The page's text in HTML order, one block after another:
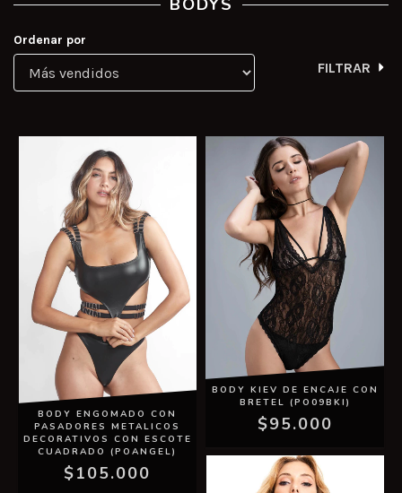
BODYS
Ordenar por
FILTRAR
BODY ENGOMADO CON
PASADORES METALICOS
DECORATIVOS CON ESCOTE
CUADRADO (POANGEL)
$105.000
BODY KIEV DE ENCAJE CON
BRETEL (PO09BKI)
$95.000